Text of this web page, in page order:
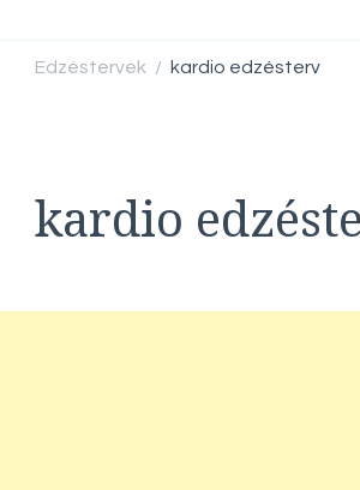
Edzéstervek / kardio edzésterv
kardio